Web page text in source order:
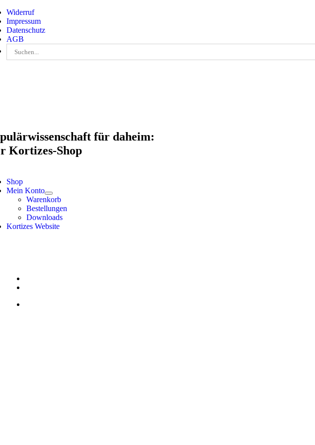
to
content
Widerruf
Impressum
Datenschutz
AGB
nach:
für daheim:
Kortizes-Shop
Shop
Mein Konto
Warenkorb
Bestellungen
Downloads
Kortizes Website